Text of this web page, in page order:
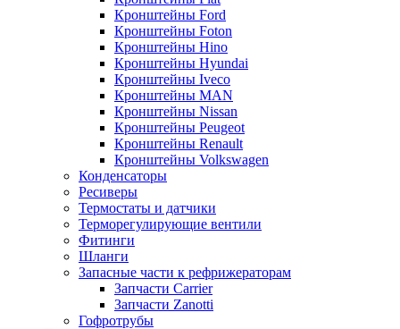
Кронштейны Ford
Кронштейны Foton
Кронштейны Hino
Кронштейны Hyundai
Кронштейны Iveco
Кронштейны MAN
Кронштейны Nissan
Кронштейны Peugeot
Кронштейны Renault
Кронштейны Volkswagen
Конденсаторы
Ресиверы
Термостаты и датчики
Терморегулирующие вентили
Фитинги
Шланги
Запасные части к рефрижераторам
Запчасти Carrier
Запчасти Zanotti
Гофротрубы